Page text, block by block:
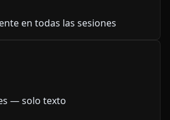
en todas las sesiones
— solo texto